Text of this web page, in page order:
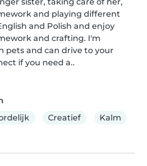
and playing different
and Polish and enjoy
and crafting. I'm
pets and can drive to your
if you need a..
Creatief Kalm